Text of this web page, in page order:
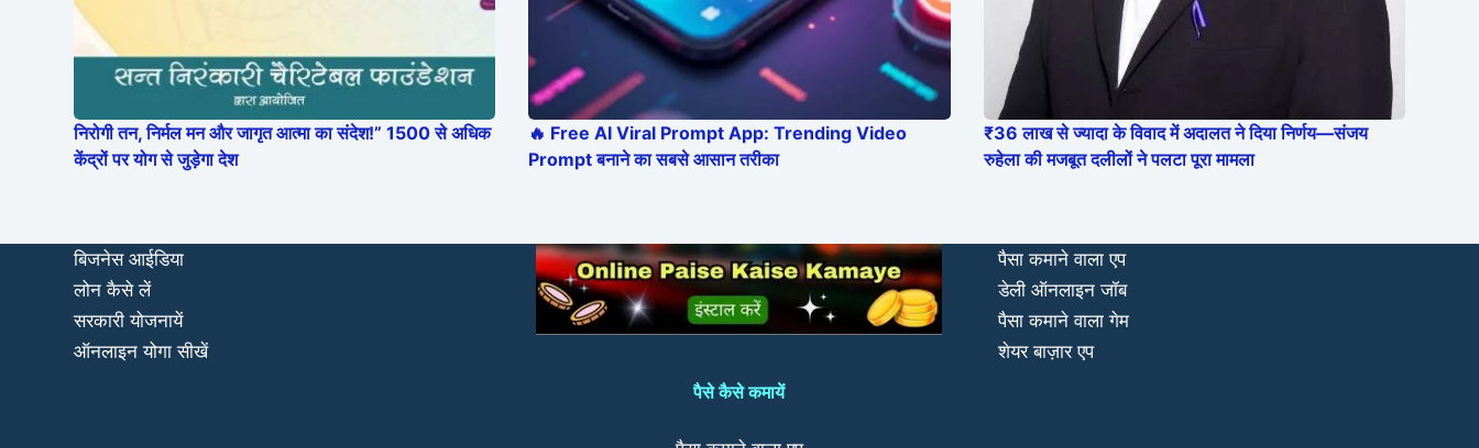
निरोगी तन, निर्मल मन और जागृत आत्मा का संदेश!” 1500 से अधिक
केंद्रों पर योग से जुड़ेगा देश
🔥 Free AI Viral Prompt App: Trending Video
Prompt बनाने का सबसे आसान तरीका
₹36 लाख से ज्यादा के विवाद में अदालत ने दिया निर्णय—संजय
रुहेला की मजबूत दलीलों ने पलटा पूरा मामला
बिजनेस आईडिया
लोन कैसे लें
सरकारी योजनायें
ऑनलाइन योगा सीखें
पैसे कैसे कमायें
पैसा कमाने वाला एप
डेली ऑनलाइन जॉब
पैसा कमाने वाला गेम
शेयर बाज़ार एप